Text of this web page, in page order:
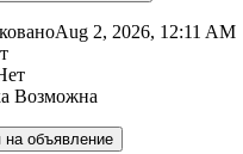
Aug 2, 2026, 12:11 AM
Возможна
на объявление